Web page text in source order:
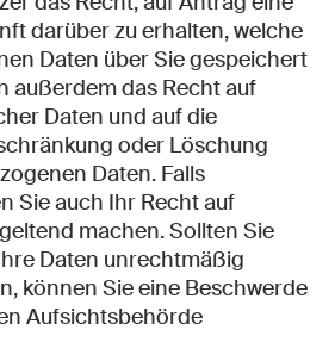
darüber zu erhalten, welche
Daten über Sie gespeichert
außerdem das Recht auf
Daten und auf die
oder Löschung
Daten. Falls
Sie auch Ihr Recht auf
machen. Sollten Sie
Daten unrechtmäßig
können Sie eine Beschwerde
Aufsichtsbehörde